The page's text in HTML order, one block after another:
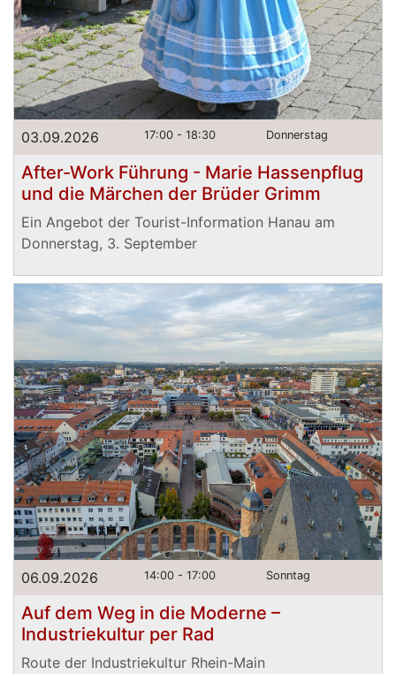
03.09.2026 17:00 - 18:30 Donnerstag
After-Work Führung - Marie Hassenpflug
und die Märchen der Brüder Grimm
Ein Angebot der Tourist-Information Hanau am
Donnerstag, 3. September
06.09.2026 14:00 - 17:00 Sonntag
Auf dem Weg in die Moderne –
Industriekultur per Rad
Route der Industriekultur Rhein-Main